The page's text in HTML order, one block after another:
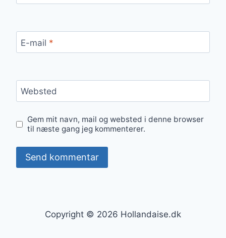
E-mail *
Websted
Gem mit navn, mail og websted i denne browser
til næste gang jeg kommenterer.
Copyright © 2026 Hollandaise.dk